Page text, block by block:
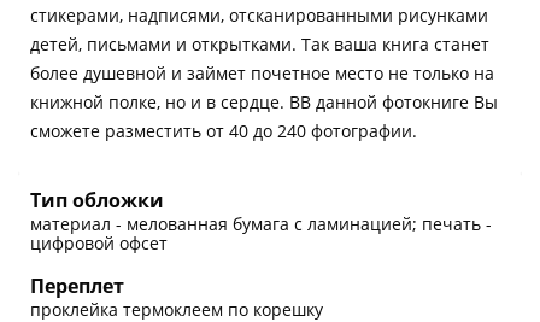
стикерами, надписями, отсканированными рисунками
детей, письмами и открытками. Так ваша книга станет
более душевной и займет почетное место не только на
книжной полке, но и в сердце. ВВ данной фотокниге Вы
сможете разместить от 40 до 240 фотографии.
Тип обложки
материал - мелованная бумага с ламинацией; печать -
цифровой офсет
Переплет
проклейка термоклеем по корешку